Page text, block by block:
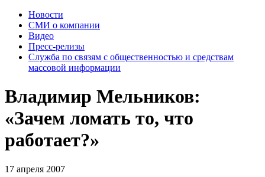
Новости
СМИ о компании
Видео
Пресс-релизы
Служба по связям с общественностью и средствам
массовой информации
Владимир Мельников:
«Зачем ломать то, что
работает?»
17 апреля 2007